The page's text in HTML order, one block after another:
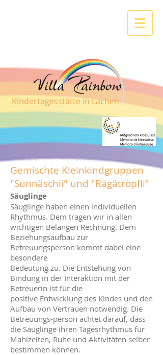
Kindertagesstätte in Lachen
Gemischte Kleinkindgruppen
"Sunnäschii" und "Rägätröpfli"
Säuglinge
Säuglinge haben einen individuellen
Rhythmus. Dem tragen wir in allen
wichtigen Belangen Rechnung. Dem
Beziehungsaufbau zur
Betreuungsperson kommt dabei eine
besondere
Bedeutung zu. Die Entstehung von
Bindung in der Interaktion mit der
Betreuerin ist für die
positive Entwicklung des Kindes und den
Aufbau von Vertrauen notwendig. Die
Betreuungs-person achtet darauf, dass
die Säuglinge ihren Tagesrhythmus für
Mahlzeiten, Ruhe und Aktivitäten selber
bestimmen können.